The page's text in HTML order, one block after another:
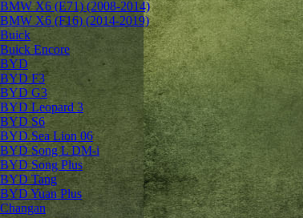
BMW X6 (E71) (2008-2014)
BMW X6 (F16) (2014-2019)
Buick
Buick Encore
BYD
BYD F3
BYD G3
BYD Leopard 3
BYD S6
BYD Sea Lion 06
BYD Song L DM-i
BYD Song Plus
BYD Tang
BYD Yuan Plus
Changan